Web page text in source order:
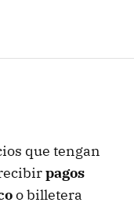
que tengan
pagos
o billetera